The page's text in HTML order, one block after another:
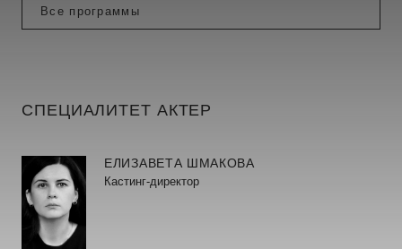
СПЕЦИАЛИТЕТ АКТЕР
ЕЛИЗАВЕТА ШМАКОВА
Кастинг-директор